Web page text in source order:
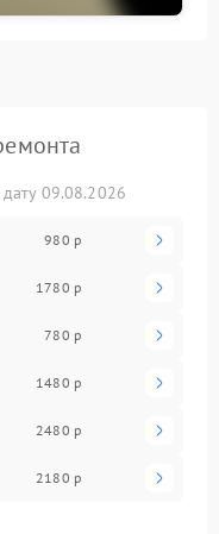
09.08.2026
980 р
1780 р
780 р
1480 р
2480 р
2180 р